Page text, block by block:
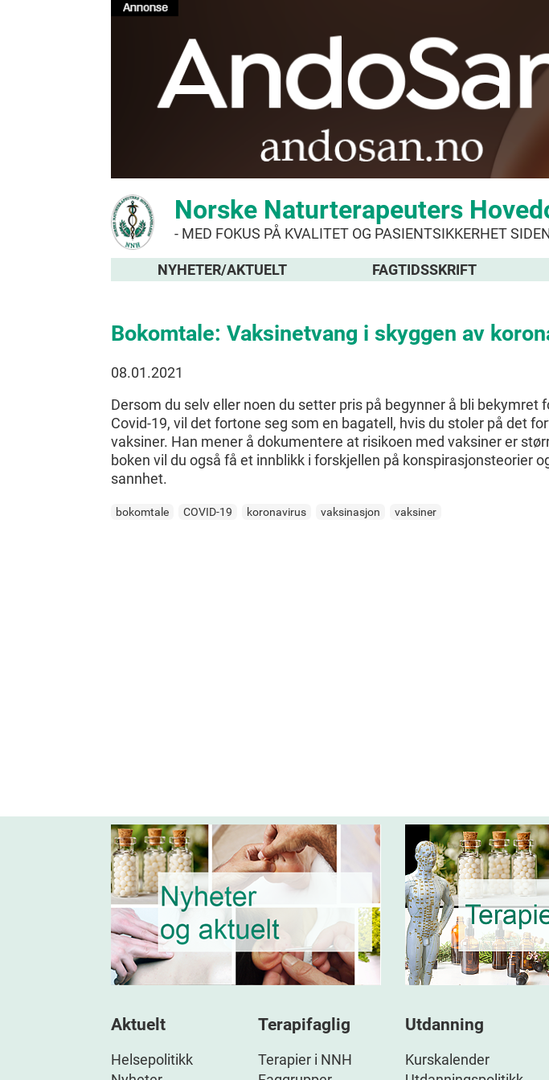
Norske Naturterapeuters
- MED FOKUS PÅ KVALITET OG PASIENTSIKKERHET
NYHETER/AKTUELT FAGTIDSSKRIFT
Bokomtale: Vaksinetvang i skyggen av
08.01.2021
Dersom du selv eller noen du setter pris på begynner å bli bekymret
Covid-19, vil det fortone seg som en bagatell, hvis du stoler på det
vaksiner. Han mener å dokumentere at risikoen med vaksiner er
boken vil du også få et innblikk i forskjellen på konspirasjonsteorier
sannhet.
bokomtale COVID-19 koronavirus vaksinasjon vaksiner
Aktuelt
Helsepolitikk
Terapifaglig
Terapier i NNH
Utdanning
Kurskalender